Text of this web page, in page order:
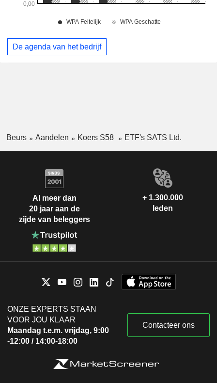
De agenda van het bedrijf
Beurs Aandelen Koers S58 ETF's SATS Ltd.
Al meer dan
20 jaar aan de
zijde van beleggers
+ 1.300.000
leden
ONZE EXPERTS STAAN
VOOR JOU KLAAR
Maandag t.e.m. vrijdag, 9:00
-12:00 / 14:00-18:00
Contacteer ons